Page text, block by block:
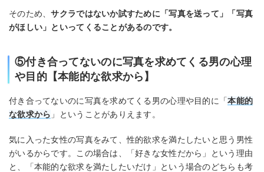
そのため、サクラではないか試すために「写真を送って」「写真
がほしい」といってくることがあるのです。
⑤付き合ってないのに写真を求めてくる男の心理
や目的【本能的な欲求から】
付き合ってないのに写真を求めてくる男の心理や目的に「本能的
な欲求から 」ということがありえます。
気に入った女性の写真をみて、性的欲求を満たしたいと思う男性
がいるからです。この場合は、「好きな女性だから」という理由
と、「本能的な欲求を満たしたいだけ」という場合のどちらも考